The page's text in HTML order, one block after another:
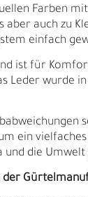
Farben
aber auch zu
einfach
ist für
Leder wurde
ein
die Umwelt
der